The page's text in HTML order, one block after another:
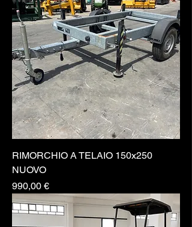
RIMORCHIO A TELAIO 150x250
NUOVO
Prezzo
990,00 €